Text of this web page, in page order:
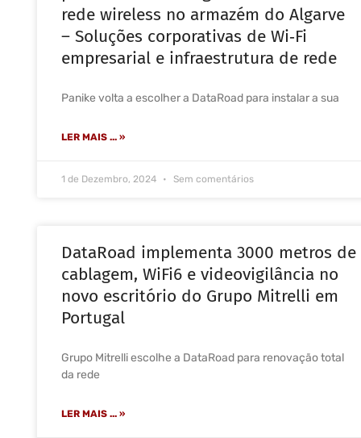
rede wireless no armazém do Algarve
– Soluções corporativas de Wi‑Fi
empresarial e infraestrutura de rede
Panike volta a escolher a DataRoad para instalar a sua
LER MAIS ... »
1 de Dezembro, 2024 Sem comentários
DataRoad implementa 3000 metros de
cablagem, WiFi6 e videovigilância no
novo escritório do Grupo Mitrelli em
Portugal
Grupo Mitrelli escolhe a DataRoad para renovação total
da rede
LER MAIS ... »